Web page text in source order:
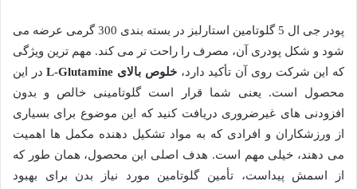
پودر جی ال 5 گلوتامین استارلبز در بسته بندی 300 گرمی عرضه می
شود و شکل پودری آن، مصرف را راحت تر می کند. مهم ترین ویژگی
که این شرکت روی آن تأکید دارد،خلوص بالای L-Glutamine
در این
محصول است. یعنی شما قرار است گلوتامینی خالص و بدون
افزودنی های غیرضروری دریافت کنید که این موضوع برای بسیاری
از ورزشکاران و افرادی که به مواد تشکیل دهنده مکمل ها اهمیت
می دهند، خیلی مهم است. هدف اصلی این محصول، همان طور که
از اسمش پیداست، تأمین گلوتامین مورد نیاز بدن برای بهبود